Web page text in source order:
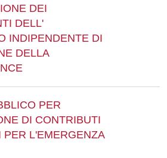
DEI
DELL'
INDIPENDENTE DI
DELLA
PER
DI CONTRIBUTI
PER L'EMERGENZA